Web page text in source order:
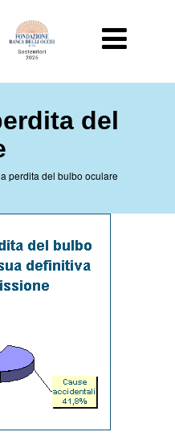
del
perdita del bulbo oculare